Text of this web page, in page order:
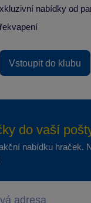
nabídky od
Vstoupit do klubu
do vaší
nabídku hraček.